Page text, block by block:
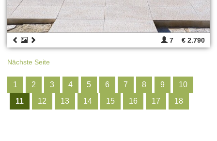
7 € 2.790
Nächste Seite
1 2 3 4 5 6 7 8 9
10
11
12 13 14 15 16 17 18